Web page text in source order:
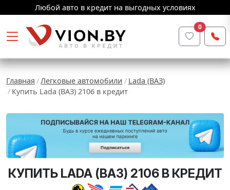
Любой авто в кредит на выгодных условиях
0
Главная Легковые автомобили
Lada (ВАЗ)
Купить Lada (ВАЗ) 2106 в кредит
КУПИТЬ LADA (ВАЗ) 2106 В КРЕДИТ